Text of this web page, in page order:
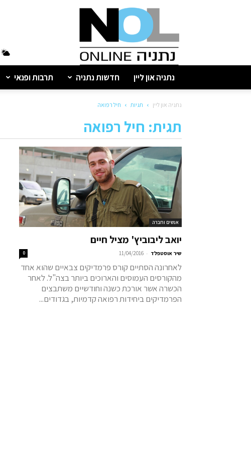
נתניה
נתניה און ליין חדשות נתניה תרבות ופנאי
נתניה און ליין תגיות חיל רפואה
תגית: חיל רפואה
אנשים וחברה
יואב ליבוביץ' מציל חיים
שיר אוסטפלד -
11/04/2016
0
לאחרונה הסתיים קורס פרמדיקים צבאיים שהוא אחד
מהקורסים העמוסים והארוכים ביותר בצה"ל. לאחר
הכשרה אשר אורכת כשנה וחודשיים משתבצים
הפרמדיקים ביחידות רפואה קדמיות, בגדודים...